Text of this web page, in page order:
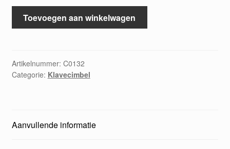
SonateToevoegen aan winkelwagen
Artikelnummer: C0132
Categorie: Klavecimbel
Aanvullende informatie